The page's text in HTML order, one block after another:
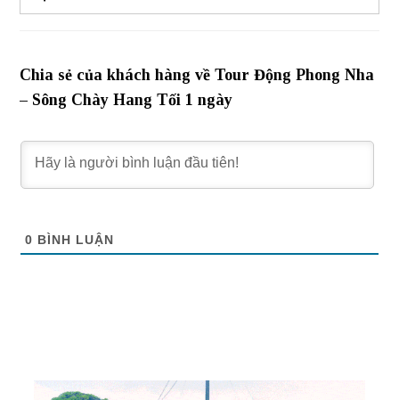
Chia sẻ của khách hàng về Tour Động Phong Nha
– Sông Chày Hang Tối 1 ngày
0 BÌNH LUẬN